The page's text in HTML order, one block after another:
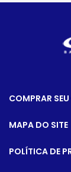
COMPRAR
MAPA DO SITE
POLÍTICA DE